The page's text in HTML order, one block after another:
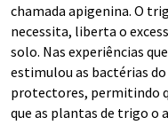
chamada apigenina. O
necessita, liberta o
solo. Nas experiências
estimulou as bactérias
protectores, permitindo
que as plantas de trigo o